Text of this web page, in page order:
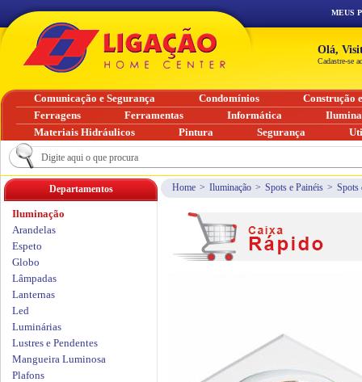
Home > Iluminação > Spots e Painéis > Spots
Departamentos
Iluminação
Arandelas
Espeto
Globo
Lâmpadas
Lanternas
Led
Luminárias
Lustres e Pendentes
Mangueira Luminosa
Plafons
MEUS
Olá,
Cadastre-se
Comunicação e Segurança Condomínios
Construção
Ferragens
Ferramentas Informática
Materiais Hidráulicos
Pintura Segurança